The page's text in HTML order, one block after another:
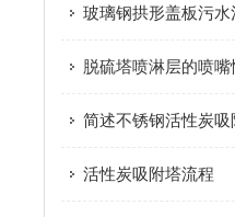
玻璃钢拱形盖板污水
脱硫塔喷淋层的喷嘴
简述不锈钢活性炭吸
活性炭吸附塔流程